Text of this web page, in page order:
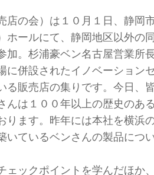
の会）は１０月１日、静岡
ールにて、静岡地区以外
。杉浦豪ベン名古屋営業
併設されたイノベーション
販売店の集りです。今日、
は１００年以上の歴史の
ます。昨年には本社を横
ているベンさんの製品に
ックポイントを学んだほか